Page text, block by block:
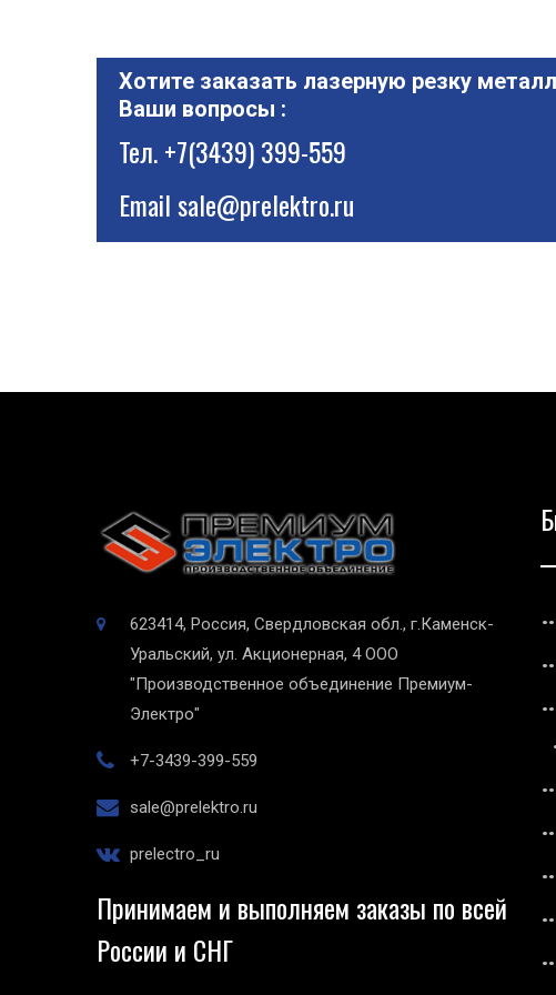
Хотите заказать лазерную резку
Ваши вопросы :
Тел.+7(3439) 399-559
Emailsale@prelektro.ru
623414, Россия, Свердловская обл., г.Каменск-
Уральский, ул. Акционерная, 4 ООО
"Производственное объединение Премиум-
Электро"
+7-3439-399-559
sale@prelektro.ru
prelectro_ru
Принимаем и выполняем заказы по всей
России и СНГ